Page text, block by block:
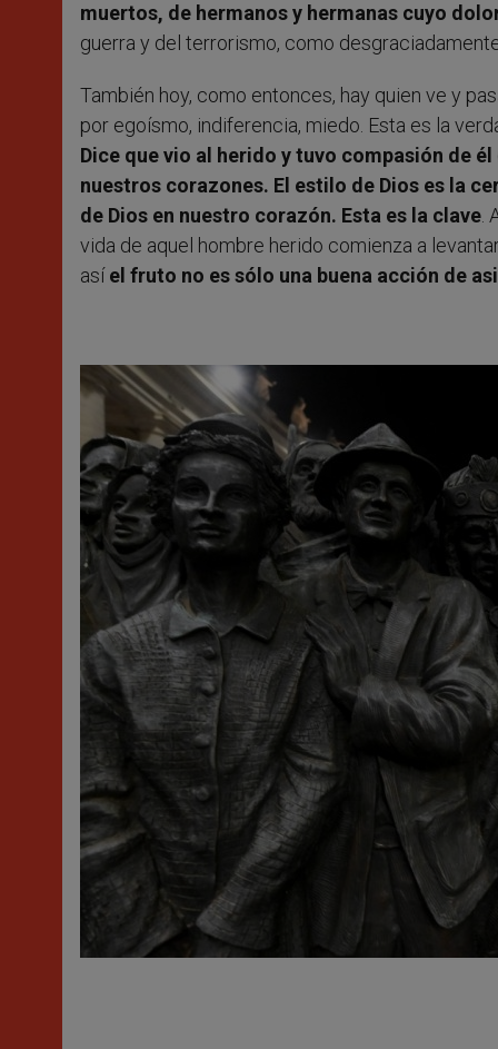
muertos, de hermanos y hermanas cuyo
guerra y del terrorismo, como
También hoy, como entonces, hay quien ve y
por egoísmo, indiferencia, miedo. Esta es la
Dice que vio al herido y tuvo compasión de él
nuestros corazones. El estilo de Dios es la
de Dios en nuestro corazón. Esta es la clave
vida de aquel hombre herido comienza a
asíel fruto no es sólo una buena acción de